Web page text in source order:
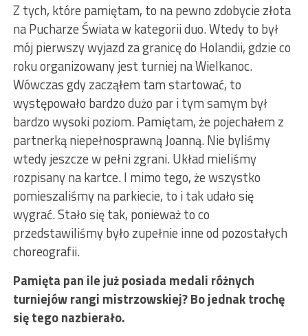
Z tych, które pamiętam, to na pewno zdobycie złota
na Pucharze Świata w kategorii duo. Wtedy to był
mój pierwszy wyjazd za granicę do Holandii, gdzie co
roku organizowany jest turniej na Wielkanoc.
Wówczas gdy zacząłem tam startować, to
występowało bardzo dużo par i tym samym był
bardzo wysoki poziom. Pamiętam, że pojechałem z
partnerką niepełnosprawną Joanną. Nie byliśmy
wtedy jeszcze w pełni zgrani. Układ mieliśmy
rozpisany na kartce. I mimo tego, że wszystko
pomieszaliśmy na parkiecie, to i tak udało się
wygrać. Stało się tak, ponieważ to co
przedstawiliśmy było zupełnie inne od pozostałych
choreografii.
Pamięta pan ile już posiada medali różnych
turniejów rangi mistrzowskiej? Bo jednak trochę
się tego nazbierało.